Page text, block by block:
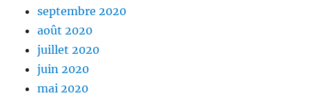
septembre 2020
août 2020
juillet 2020
juin 2020
mai 2020